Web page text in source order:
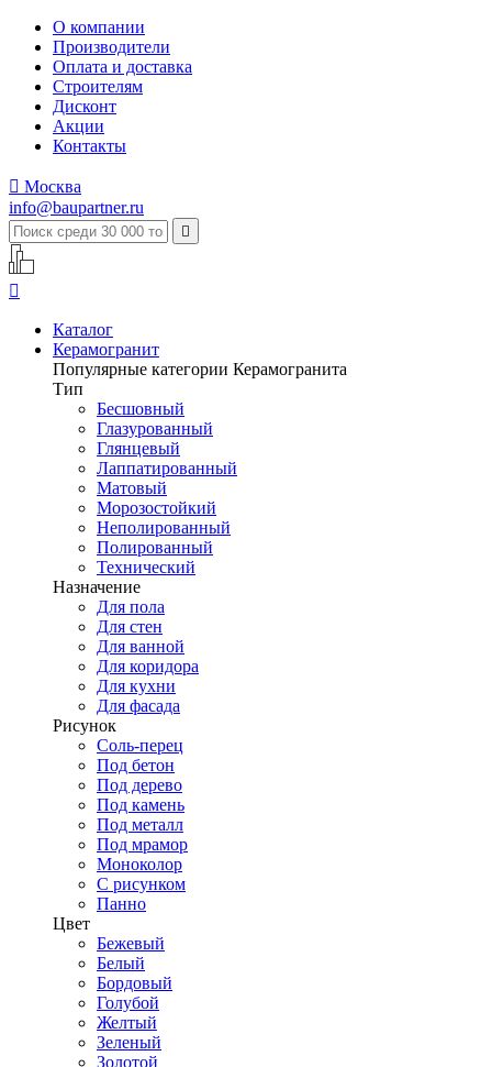
О компании
Производители
Оплата и доставка
Строителям
Дисконт
Акции
Контакты
 Москва
info@baupartner.ru


Каталог
Керамогранит
Популярные категории Керамогранита
Тип
Бесшовный
Глазурованный
Глянцевый
Лаппатированный
Матовый
Морозостойкий
Неполированный
Полированный
Технический
Назначение
Для пола
Для стен
Для ванной
Для коридора
Для кухни
Для фасада
Рисунок
Соль-перец
Под бетон
Под дерево
Под камень
Под металл
Под мрамор
Моноколор
С рисунком
Панно
Цвет
Бежевый
Белый
Бордовый
Голубой
Желтый
Зеленый
Золотой